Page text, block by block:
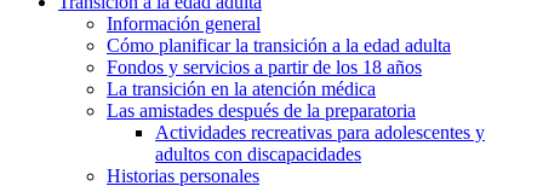
Información general
Cómo planificar la transición a la edad adulta
Fondos y servicios a partir de los 18 años
La transición en la atención médica
Las amistades después de la preparatoria
Actividades recreativas para adolescentes y
adultos con discapacidades
Historias personales